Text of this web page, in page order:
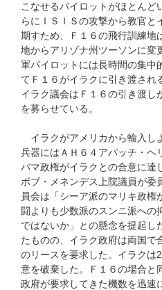
こなせるパイロットがほとんど
らにＩＳＩＳの攻撃から教官と
期すため、Ｆ１６の飛行訓練地
地からアリゾナ州ツーソンに変
軍パイロットには長時間の集中
てＦ１６がイラクに引き渡され
イラク議会はＦ１６の引き渡し
を募らせている。
イラクがアメリカから輸入し
兵器にはＡＨ６４アパッチ・ヘ
バマ政権がイラクとの合意に達
ボブ・メネンデス上院議員が委
員会は「シーア派のマリキ政権
闘よりも少数派のスンニ派への
ではないか」との懸念を提起し
たものの、イラク政府は両国で
のリースを要求した。イラクは
意を破棄した。Ｆ１６の場合と
政府が要求してきた機数を迅速